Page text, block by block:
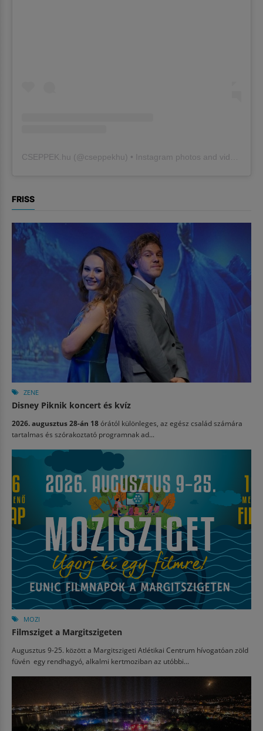
CSEPPEK.hu (@cseppekhu ) • Instagram photos and videos
FRISS
ZENE
Disney Piknik koncert és kvíz
2026. augusztus 28-án 18órától különleges, az egész család számára
tartalmas és szórakoztató programnak ad...
MOZI
Filmsziget a Margitszigeten
Augusztus 9-25. között a Margitszigeti Atlétikai Centrum hívogatóan zöld
füvén egy rendhagyó, alkalmi kertmoziban az utóbbi...